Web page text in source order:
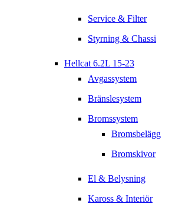
Service & Filter
Styrning & Chassi
Hellcat 6.2L 15-23
Avgassystem
Bränslesystem
Bromssystem
Bromsbelägg
Bromskivor
El & Belysning
Kaross & Interiör